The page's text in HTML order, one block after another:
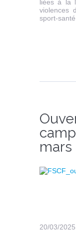
liées à la
violences
sport-
mars
20/03/2025